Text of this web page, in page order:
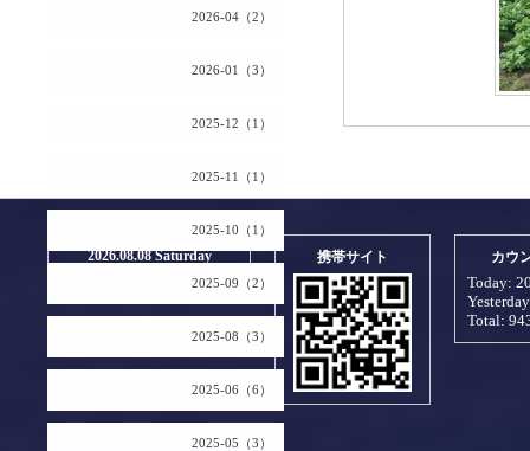
2026-04（2）
2026-01（3）
2025-12（1）
2025-11（1）
2025-10（1）
2025-09（2）
2025-08（3）
2025-06（6）
2025-05（3）
2026.08.08 Saturday 携帯サイト カウ
Today:
Total: